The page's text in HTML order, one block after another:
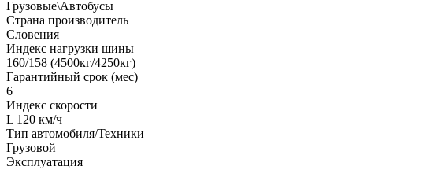
Грузовые\Автобусы
Страна производитель
Словения
Индекс нагрузки шины
160/158 (4500кг/4250кг)
Гарантийный срок (мес)
6
Индекс скорости
L 120 км/ч
Тип автомобиля/Техники
Грузовой
Эксплуатация